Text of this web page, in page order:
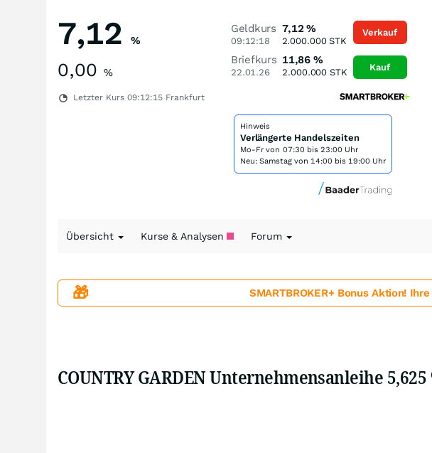
7,12 %
0,00 %
Letzter Kurs 09:12:15 Frankfurt
Geldkurs
09:12:18
7,12 %
2.000.000STK
Briefkurs
22.01.26
11,86 %
2.000.000 STK
Verkauf
Kauf
Hinweis
Verlängerte Handelszeiten
Mo-Fr von 07:30 bis 23:00 Uhr
Neu: Samstag von 14:00 bis 19:00 Uhr
Übersicht Kurse & Analysen Forum
🎁 SMARTBROKER+ Bonus Aktion!
COUNTRY GARDEN Unternehmensanleihe